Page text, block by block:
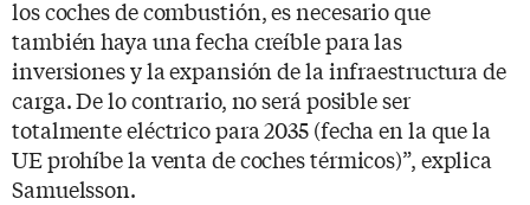
los coches de combustión, es necesario que
también haya una fecha creíble para las
inversiones y la expansión de la infraestructura de
carga. De lo contrario, no será posible ser
totalmente eléctrico para 2035 (fecha en la que la
UE prohíbe la venta de coches térmicos)”, explica
Samuelsson.